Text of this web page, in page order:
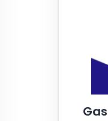
Gas